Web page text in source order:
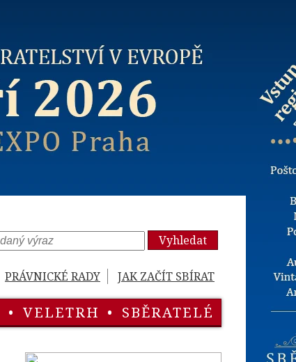
Vyhledat
PRÁVNICKÉ RADY JAK ZAČÍT SBÍRAT
• VELETRH • SBĚRATELÉ